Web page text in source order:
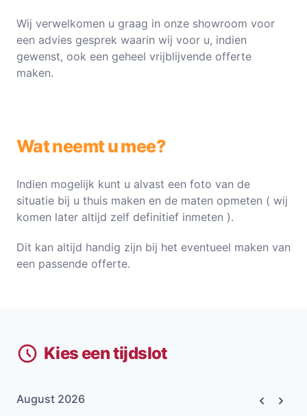
Wij verwelkomen u graag in onze showroom voor
een advies gesprek waarin wij voor u, indien
gewenst, ook een geheel vrijblijvende offerte
maken.
Wat neemt u mee?
Indien mogelijk kunt u alvast een foto van de
situatie bij u thuis maken en de maten opmeten ( wij
komen later altijd zelf definitief inmeten ).
Dit kan altijd handig zijn bij het eventueel maken van
een passende offerte.
Kies een tijdslot
August 2026